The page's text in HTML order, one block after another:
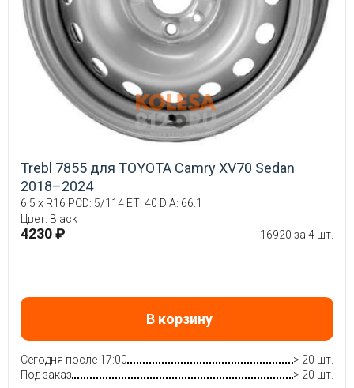
Trebl 7855 для TOYOTA Camry XV70 Sedan
2018–2024
6.5 x R16 PCD: 5/114 ET: 40 DIA: 66.1
Цвет: Black
4230 ₽ 16920 за 4 шт.
В корзину
Сегодня после 17:00
> 20 шт.
Под заказ
> 20 шт.